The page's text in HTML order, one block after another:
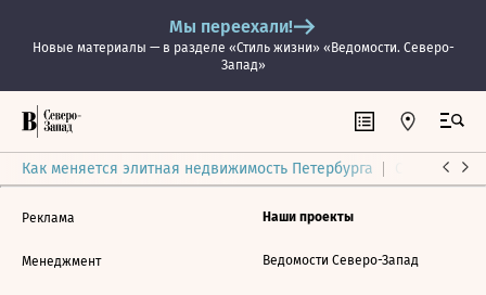
Мы переехали!
Новые материалы — в разделе «Стиль жизни» «Ведомости. Северо-
Запад»
Как меняется элитная недвижимость Петербурга Ситуация
Реклама
Менеджмент
Наши проекты
Ведомости Северо-Запад